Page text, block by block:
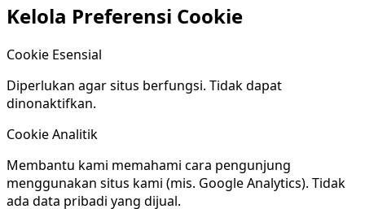
Kelola Preferensi Cookie
Cookie Esensial
Diperlukan agar situs berfungsi. Tidak dapat
dinonaktifkan.
Cookie Analitik
Membantu kami memahami cara pengunjung
menggunakan situs kami (mis. Google Analytics). Tidak
ada data pribadi yang dijual.